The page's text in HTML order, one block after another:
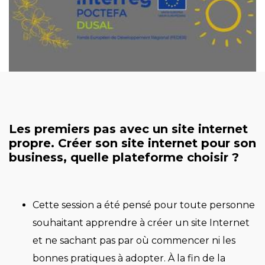
Les premiers pas avec un site internet
propre. Créer son site internet pour son
business, quelle plateforme choisir ?
Cette session a été pensé pour toute personne
souhaitant apprendre à créer un site Internet
et ne sachant pas par où commencer ni les
bonnes pratiques à adopter. À la fin de la